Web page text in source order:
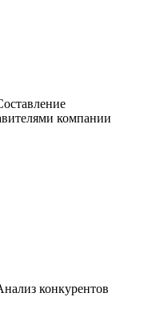
компании
конкурентов